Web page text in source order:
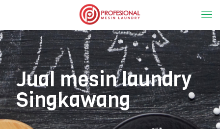
Jual mesin laundry
Singkawang